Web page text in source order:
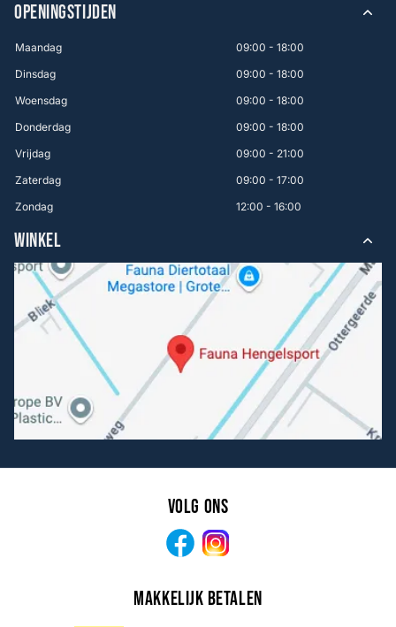
OPENINGSTIJDEN
Maandag
09:00 - 18:00
Dinsdag
09:00 - 18:00
Woensdag
09:00 - 18:00
Donderdag
09:00 - 18:00
Vrijdag
09:00 - 21:00
Zaterdag
09:00 - 17:00
Zondag
12:00 - 16:00
WINKEL
Volg ons
Facebook
Makkelijk betalen